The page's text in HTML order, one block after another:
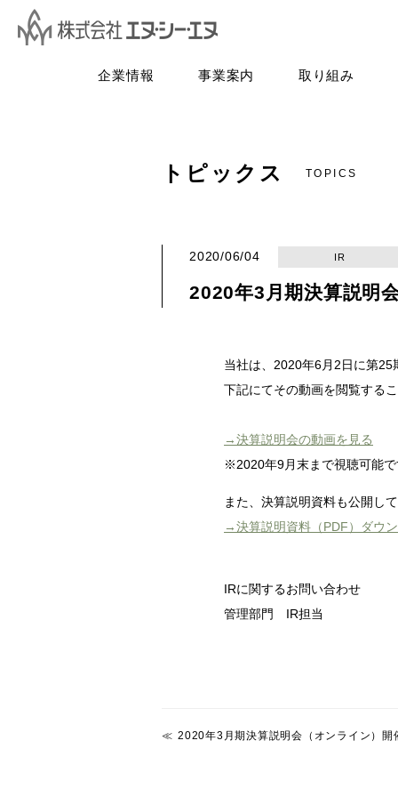
企業情報 事業案内 取り組み
トピックス TOPICS
2020/06/04 IR
2020年3月期決算説明
当社は、2020年6月2日に第
下記にてその動画を閲覧する
→決算説明会の動画を見る
※2020年9月末まで視聴可能
また、決算説明資料も公開し
→決算説明資料（PDF）ダウ
IRに関するお問い合わせ
管理部門 IR担当
2020年3月期決算説明会（オンライン）開